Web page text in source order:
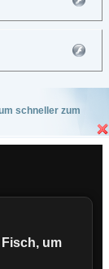
schneller zum